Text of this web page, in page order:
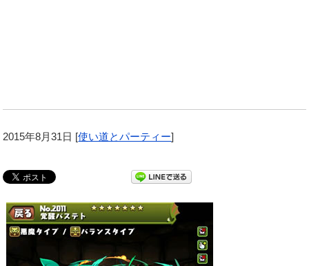
2015年8月31日 [使い道とパーティー]